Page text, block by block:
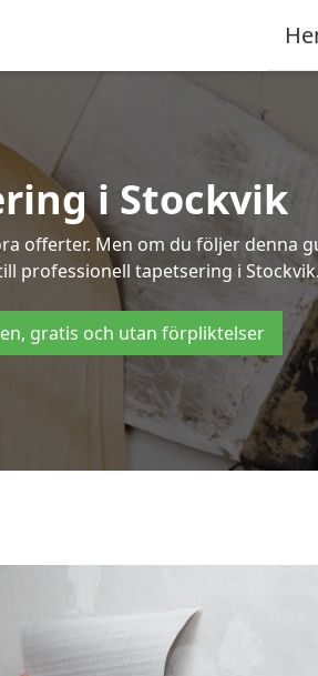
i Stockvik
offerter. Men om du följer denna
professionell tapetsering i
gratis och utan förpliktelser